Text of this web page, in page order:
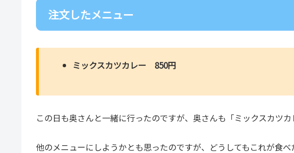
注文したメニュー
ミックスカツカレー 850円
この日も奥さんと一緒に行ったのですが、奥さんも「ミックスカツカ
他のメニューにしようかとも思ったのですが、どうしてもこれが食